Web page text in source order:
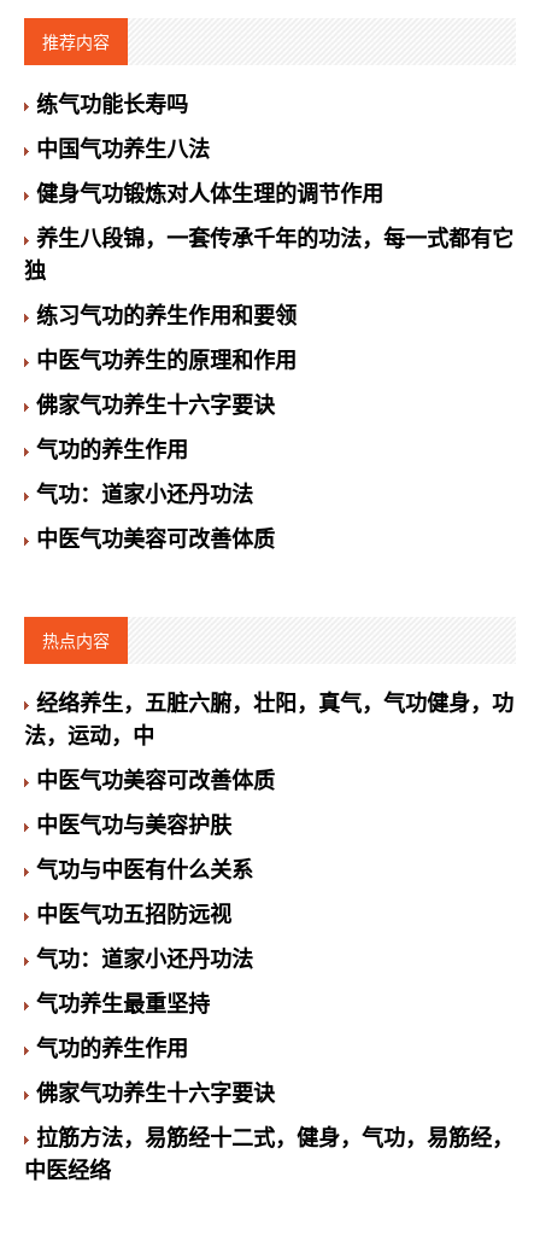
推荐内容
练气功能长寿吗
中国气功养生八法
健身气功锻炼对人体生理的调节作用
养生八段锦，一套传承千年的功法，每一式都有它
独
练习气功的养生作用和要领
中医气功养生的原理和作用
佛家气功养生十六字要诀
气功的养生作用
气功：道家小还丹功法
中医气功美容可改善体质
热点内容
经络养生，五脏六腑，壮阳，真气，气功健身，功
法，运动，中
中医气功美容可改善体质
中医气功与美容护肤
气功与中医有什么关系
中医气功五招防远视
气功：道家小还丹功法
气功养生最重坚持
气功的养生作用
佛家气功养生十六字要诀
拉筋方法，易筋经十二式，健身，气功，易筋经，
中医经络